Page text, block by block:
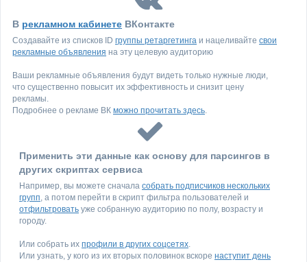
В рекламном кабинете ВКонтакте
Создавайте из списков ID группы ретаргетинга и нацеливайте свои
рекламные объявления на эту целевую аудиторию
Ваши рекламные объявления будут видеть только нужные люди,
что существенно повысит их эффективность и снизит цену
рекламы.
Подробнее о рекламе ВК можно прочитать здесь.
Применить эти данные как основу для парсингов в
других скриптах сервиса
Например, вы можете сначала собрать подписчиков нескольких
групп, а потом перейти в скрипт фильтра пользователей и
отфильтровать уже собранную аудиторию по полу, возрасту и
городу.
Или собрать их профили в других соцсетях.
Или узнать, у кого из их вторых половинок вскоре наступит день